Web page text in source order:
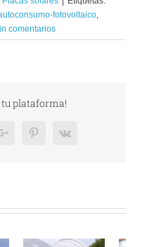
fotovoltaico,
comentarios
tu plataforma!
Google+ PinterestVk